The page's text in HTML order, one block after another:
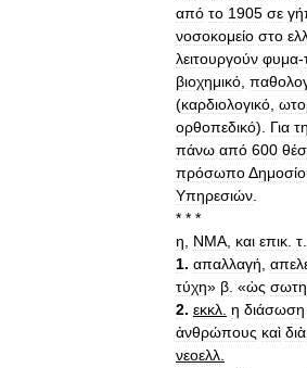
από το 1905 σε
νοσοκομείο στο
λειτουργούν φυμα-
βιοχημικό
(καρδιολογικό
ορθοπεδικό). Για
πάνω από 600
πρόσωποΔ
Υπηρεσιών
* * *
η
ΝΜΑ και επικ τ
1. απαλλαγή
τύχη» β . «ὡς
2. εκκλ η διάσωση
ἀνθρώπους καὶ διὰ
νεοελλ